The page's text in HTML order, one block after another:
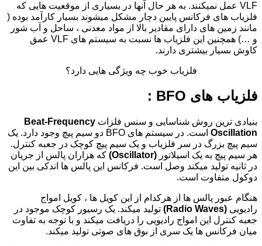
VLF عمل نمیکنند. به هر حال آنها در بسیاری از موقعیت هایی که
فلزیاب های فرکانس پایین دچار مشکل میشوند بسیار کارآمد بوده (
مانند زمین های دارای مقادیر بالا از مواد معدنی ، ساحل و آب شور
و …) همچنین این فلزیاب ها نسبت به سیستم های VLF عمق
کاوش بسیار بیشتری دارند.
فلزیاب خوب چه ویژگی هایی دارد؟
فلزیاب های BFO :
بنیادی ترین روش شناسایی و سنس فلزات Beat-Frequency
Oscillation
است. در سیستم های BFO دو سیم پیچ وجود دارد. یک
سیم پیچ بزرگ در سر فلزیاب و یک سیم پیچ کوچک در جعبه کنترل.
هر سیم پیچ به یک اسیلاتور (
Oscillator) که هزاران پالس از جریان
در ثانیه تولید میکند وصل است. فرکانس این پالس ها اندکی بین این
دوکول متفاوت است.
هنگام عبور پالس ها از هرکدام از این کویل ها ، کویل امواج
رادیویی (Radio Waves)
تولید میکند. یک رسیور کوچک موجود در
جعبه کنترل این امواج رادیویی را دریافت میکند و با توجه به تفاوت
میان فرکانس ها یک سری از بوق های صوتی تولید میکند.